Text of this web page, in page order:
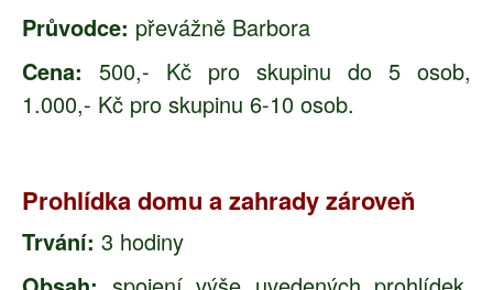
Průvodce: převážně Barbora
Cena: 500,- Kč pro skupinu do 5 osob,
1.000,- Kč pro skupinu 6-10 osob.
Prohlídka domu a zahrady zároveň
Trvání: 3 hodiny